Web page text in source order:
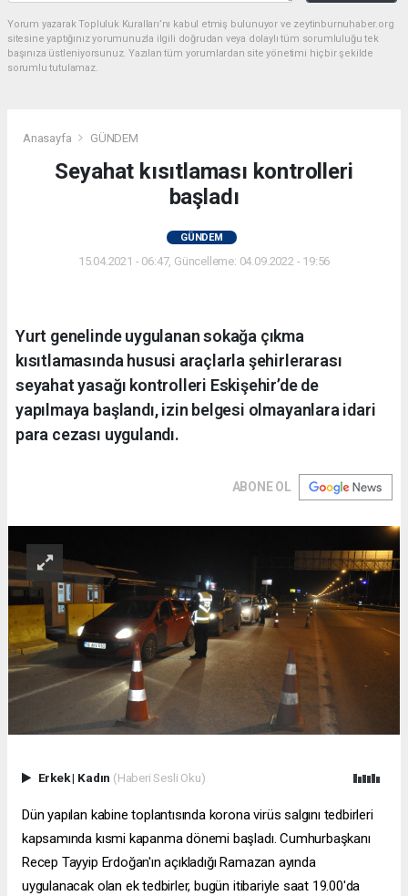
Yorum yazarak Topluluk Kuralları’nı kabul etmiş bulunuyor ve zeytinburnuhaber.org
sitesine yaptığınız yorumunuzla ilgili doğrudan veya dolaylı tüm sorumluluğu tek
başınıza üstleniyorsunuz. Yazılan tüm yorumlardan site yönetimi hiçbir şekilde
sorumlu tutulamaz.
Anasayfa GÜNDEM
Seyahat kısıtlaması kontrolleri
başladı
GÜNDEM
15.04.2021 - 06:47, Güncelleme: 04.09.2022 - 19:56
Yurt genelinde uygulanan sokağa çıkma
kısıtlamasında hususi araçlarla şehirlerarası
seyahat yasağı kontrolleri Eskişehir’de de
yapılmaya başlandı, izin belgesi olmayanlara idari
para cezası uygulandı.
ABONE OL
Erkek| Kadın (Haberi Sesli Oku)
Dün yapılan kabine toplantısında korona virüs salgını tedbirleri
kapsamında kısmi kapanma dönemi başladı. Cumhurbaşkanı
Recep Tayyip Erdoğan'ın açıkladığı Ramazan ayında
uygulanacak olan ek tedbirler, bugün itibariyle saat 19.00'da